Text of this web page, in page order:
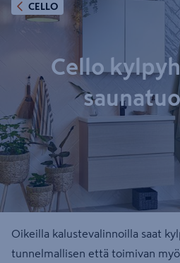
CELLO
Cello
Oikeilla kalustevalinnoilla saat
tunnelmallisen että toimivan